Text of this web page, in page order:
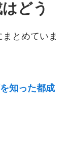
どう
とめていま
知った都成